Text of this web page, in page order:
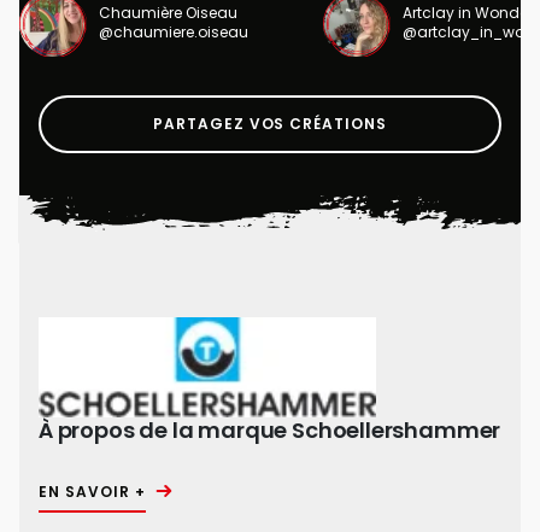
Chaumière Oiseau
@chaumiere.oiseau
Artclay in
PARTAGEZ VOS CRÉATIONS
À propos de la marque Schoellershammer
EN SAVOIR +